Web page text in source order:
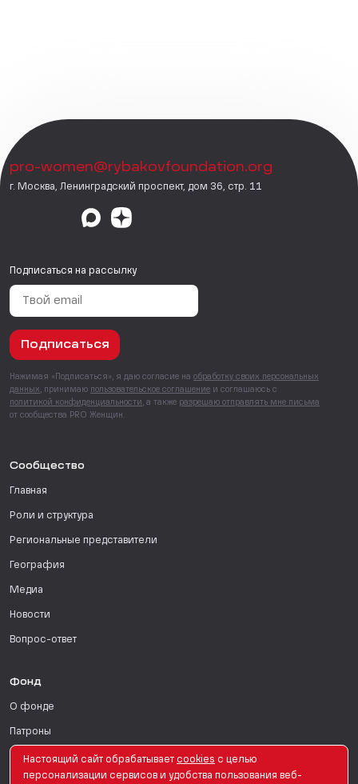
pro-women@rybakovfoundation.org
г. Москва, Ленинградский проспект, дом 36, стр. 11
Подписаться на рассылку
Подписаться
Нажимая «Подписаться», я даю согласие на обработку своих персональных
данных , принимаю пользовательское соглашение и соглашаюсь с
политикой конфиденциальности , а также разрешаю отправлять мне письма
от сообщества PRO Женщин.
Сообщество
Главная
Роли и структура
Региональные представители
География
Медиа
Новости
Вопрос-ответ
Фонд
О фонде
Патроны
Поддержать
Для СМИ
Настоящий сайт обрабатывает сookies с целью
персонализации сервисов и удобства пользования веб-